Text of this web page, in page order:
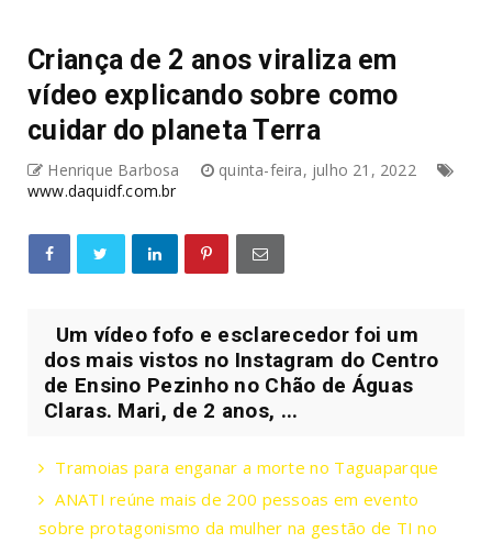
Criança de 2 anos viraliza em
vídeo explicando sobre como
cuidar do planeta Terra
Henrique Barbosa
quinta-feira, julho 21, 2022
www.daquidf.com.br
Um vídeo fofo e esclarecedor foi um
dos mais vistos no Instagram do Centro
de Ensino Pezinho no Chão de Águas
Claras. Mari, de 2 anos, ...
Tramoias para enganar a morte no Taguaparque
ANATI reúne mais de 200 pessoas em evento
sobre protagonismo da mulher na gestão de TI no